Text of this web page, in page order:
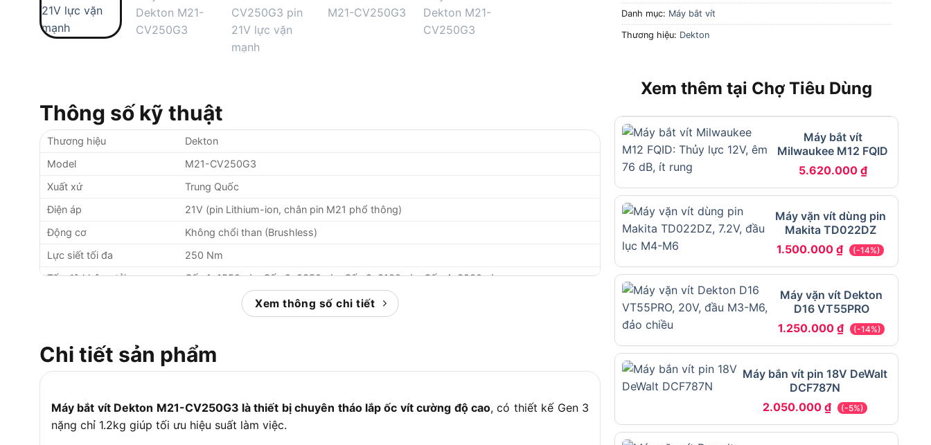
Danh mục: Máy bắt vít
Thương hiệu: Dekton
Thông số kỹ thuật
Thương hiệu
Dekton
Model
M21-CV250G3
Xuất xứ
Trung Quốc
Điện áp
21V (pin Lithium-ion, chân pin M21 phổ thông)
Động cơ
Không chổi than (Brushless)
Lực siết tối đa
250 Nm
Tốc độ không tải
Cấp 1: 1550 v/p, Cấp 2: 2350 v/p, Cấp 3: 3100 v/p, Cấp 4: 3800 v/p
Cấp 1: 1600 l/p, Cấp 2: 2200 l/p, Cấp 3: 3800 l/p, Cấp 4: 4500 l/p
Tính năng thông minh
Auto-Stop, Auto Drill, Teks Screw, đèn LED tròn, công tắc điều tốc vô cấp
Bảo hành
6 tháng
Xem thông số chi tiết
Chi tiết sản phẩm
Máy bắt vít Dekton M21-CV250G3 là thiết bị chuyên tháo lắp ốc vít cường độ cao, có thiết kế Gen 3
nặng chỉ 1.2kg giúp tối ưu hiệu suất làm việc.
Xem thêm tại Chợ Tiêu Dùng
Máy bắt vít
Milwaukee M12 FQID
5.620.000 ₫
Máy vặn vít dùng pin
Makita TD022DZ
1.500.000₫ (-14%)
Máy vặn vít Dekton
D16 VT55PRO
1.250.000₫ (-14%)
Máy bắn vít pin 18V DeWalt
DCF787N
2.050.000₫ (-5%)